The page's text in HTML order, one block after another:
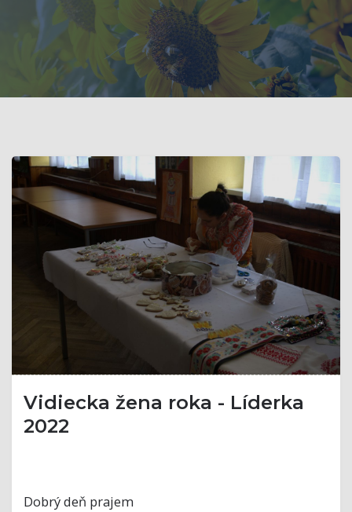
Vidiecka žena roka - Líderka
2022
Dobrý deň prajem